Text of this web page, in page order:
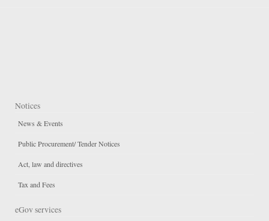
Notices
News & Events
Public Procurement/ Tender Notices
Act, law and directives
Tax and Fees
eGov services